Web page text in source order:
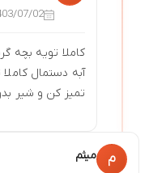
07/02 07:12
کاملا تویه
آبه دستمال
تمیز کن و شیر
م میثم